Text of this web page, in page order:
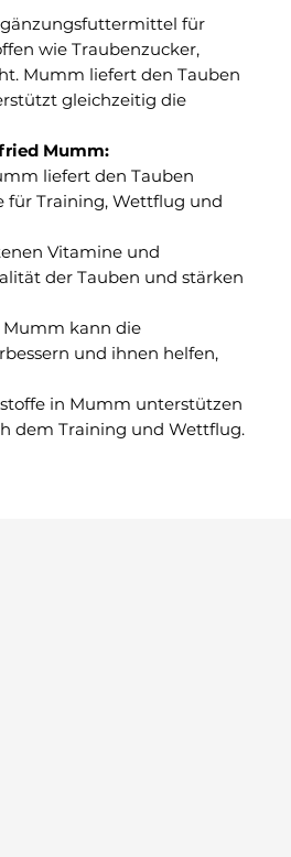
für
wie Traubenzucker,
Mumm liefert den Tauben
gleichzeitig die
Mumm:
liefert den Tauben
für Training, Wettflug und
Vitamine und
der Tauben und stärken
Mumm kann die
und ihnen helfen,
in Mumm unterstützen
dem Training und Wettflug.